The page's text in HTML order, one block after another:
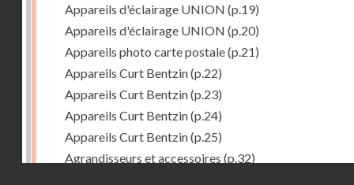
Appareils d'éclairage UNION (p.19)
Appareils d'éclairage UNION (p.20)
Appareils photo carte postale(p.21)
Appareils Curt Bentzin(p.22)
Appareils Curt Bentzin(p.23)
Appareils Curt Bentzin(p.24)
Appareils Curt Bentzin(p.25)
Agrandisseurs et accessoires (p.32)